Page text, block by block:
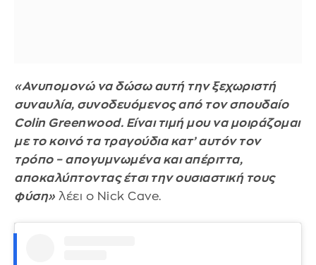
«Ανυπομονώ να δώσω αυτή την ξεχωριστή
συναυλία, συνοδευόμενος από τον σπουδαίο
Colin Greenwood. Είναι τιμή μου να μοιράζομαι
με το κοινό τα τραγούδια κατ’ αυτόν τον
τρόπο – απογυμνωμένα και απέριττα,
αποκαλύπτοντας έτσι την ουσιαστική τους
φύση» λέει ο Nick Cave.